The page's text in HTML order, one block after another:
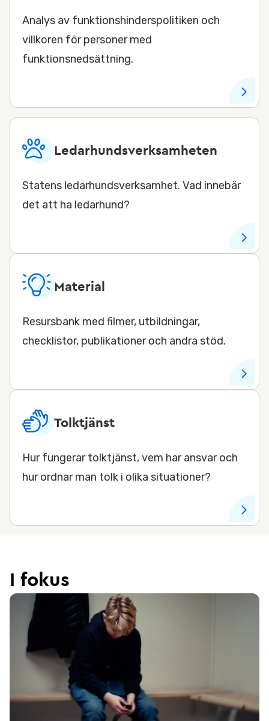
Analys av funktionshinderspolitiken och
villkoren för personer med
funktionsnedsättning.
Ledarhundsverksamheten
Statens ledarhundsverksamhet. Vad innebär
det att ha ledarhund?
Material
Resursbank med filmer, utbildningar,
checklistor, publikationer och andra stöd.
Tolktjänst
Hur fungerar tolktjänst, vem har ansvar och
hur ordnar man tolk i olika situationer?
I fokus